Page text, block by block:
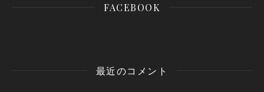
FACEBOOK
最近のコメント